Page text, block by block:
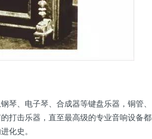
琴、电子琴、合成器等键盘乐器，铜管、
打击乐器，直至最高级的专业音响设备都
化史。